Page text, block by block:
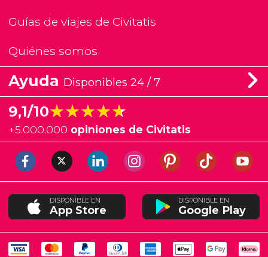
Guías de viajes de Civitatis
Quiénes somos
Ayuda Disponibles 24 / 7
9,1/10★★★★★
★★★★★
+5.000.000 opiniones de Civitatis
DISPONIBLE EN
App Store
DISPONIBLE EN
Google Play